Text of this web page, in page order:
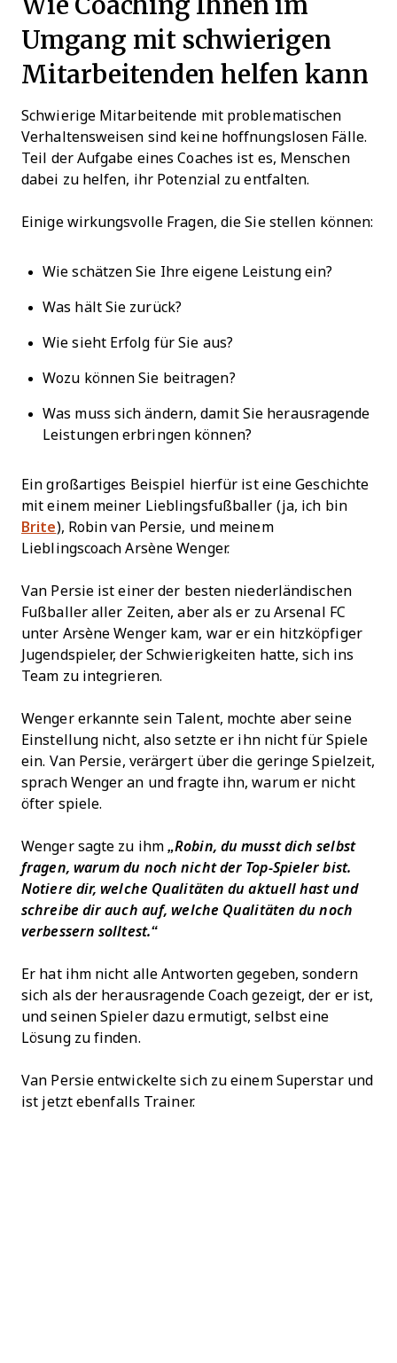
Umgang mit schwierigen
Mitarbeitenden helfen kann
Schwierige Mitarbeitende mit problematischen
Verhaltensweisen sind keine hoffnungslosen Fälle.
Teil der Aufgabe eines Coaches ist es, Menschen
dabei zu helfen, ihr Potenzial zu entfalten.
Einige wirkungsvolle Fragen, die Sie stellen können:
Wie schätzen Sie Ihre eigene Leistung ein?
Was hält Sie zurück?
Wie sieht Erfolg für Sie aus?
Wozu können Sie beitragen?
Was muss sich ändern, damit Sie herausragende
Leistungen erbringen können?
Ein großartiges Beispiel hierfür ist eine Geschichte
mit einem meiner Lieblingsfußballer (ja, ich bin
Brite), Robin van Persie, und meinem
Lieblingscoach Arsène Wenger.
Van Persie ist einer der besten niederländischen
Fußballer aller Zeiten, aber als er zu Arsenal FC
unter Arsène Wenger kam, war er ein hitzköpfiger
Jugendspieler, der Schwierigkeiten hatte, sich ins
Team zu integrieren.
Wenger erkannte sein Talent, mochte aber seine
Einstellung nicht, also setzte er ihn nicht für Spiele
ein. Van Persie, verärgert über die geringe Spielzeit,
sprach Wenger an und fragte ihn, warum er nicht
öfter spiele.
Wenger sagte zu ihm„Robin, du musst dich selbst
fragen, warum du noch nicht der Top-Spieler bist.
Notiere dir, welche Qualitäten du aktuell hast und
schreibe dir auch auf, welche Qualitäten du noch
verbessern solltest.“
Er hat ihm nicht alle Antworten gegeben, sondern
sich als der herausragende Coach gezeigt, der er ist,
und seinen Spieler dazu ermutigt, selbst eine
Lösung zu finden.
Van Persie entwickelte sich zu einem Superstar und
ist jetzt ebenfalls Trainer.